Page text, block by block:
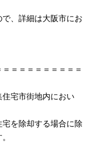
、詳細は大阪市にお
＝＝＝＝＝＝＝＝＝
宅市街地内におい
を除却する場合に除